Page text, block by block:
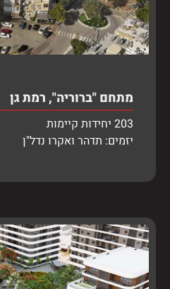
מתחם "ברוריה", רמת גן
203 יחידות קיימות
יזמים: תדהר ואקרו נדל"ן